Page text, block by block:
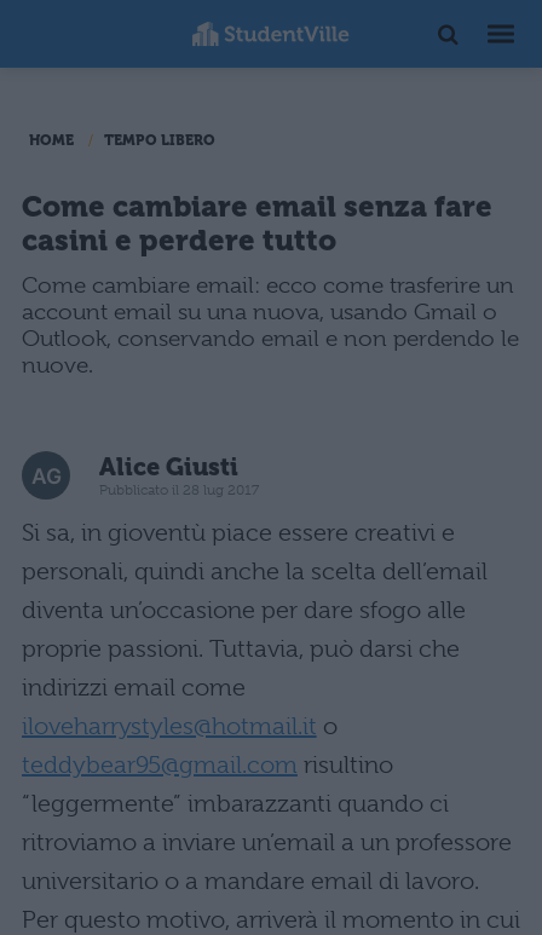
HOME TEMPO LIBERO
Come cambiare email senza fare
casini e perdere tutto
Come cambiare email: ecco come trasferire un
account email su una nuova, usando Gmail o
Outlook, conservando email e non perdendo le
nuove.
Alice Giusti
Pubblicato il 28 lug 2017
Si sa, in gioventù piace essere creativi e
personali, quindi anche la scelta dell’email
diventa un’occasione per dare sfogo alle
proprie passioni. Tuttavia, può darsi che
indirizzi email come
iloveharrystyles@hotmail.it o
teddybear95@gmail.com risultino
“leggermente” imbarazzanti quando ci
ritroviamo a inviare un’email a un professore
universitario o a mandare email di lavoro.
Per questo motivo, arriverà il momento in cui